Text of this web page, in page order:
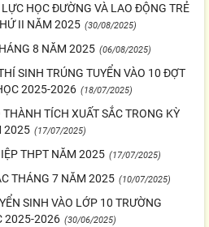
HỌC ĐƯỜNG VÀ LAO ĐỘNG TRẺ
II NĂM 2025 (30/08/2025)
8 NĂM 2025 (06/08/2025)
SINH TRÚNG TUYỂN VÀO 10 ĐỢT
2025-2026 (18/07/2025)
TÍCH XUẤT SẮC TRONG KỲ
2025 (17/07/2025)
THPT NĂM 2025 (17/07/2025)
THÁNG 7 NĂM 2025 (10/07/2025)
SINH VÀO LỚP 10 TRƯỜNG
2025-2026 (30/06/2025)